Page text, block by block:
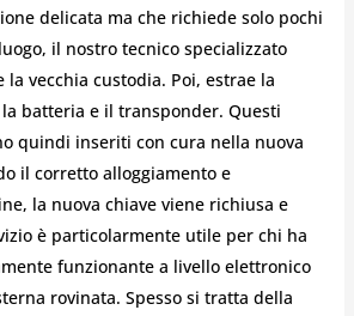
delicata ma che richiede solo pochi
il nostro tecnico specializzato
vecchia custodia. Poi, estrae la
batteria e il transponder. Questi
quindi inseriti con cura nella nuova
il corretto alloggiamento e
la nuova chiave viene richiusa e
è particolarmente utile per chi ha
funzionante a livello elettronico
rovinata. Spesso si tratta della